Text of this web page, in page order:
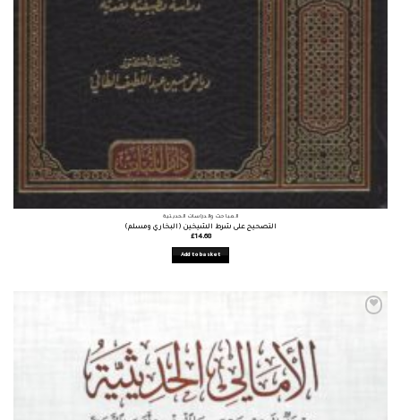
المباحث والدراسات الحديثية
التصحيح على شرط الشيخين (البخاري ومسلم)
£14.68
Add to basket